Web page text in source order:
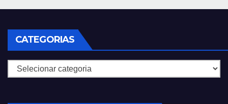
CATEGORIAS
Categorias